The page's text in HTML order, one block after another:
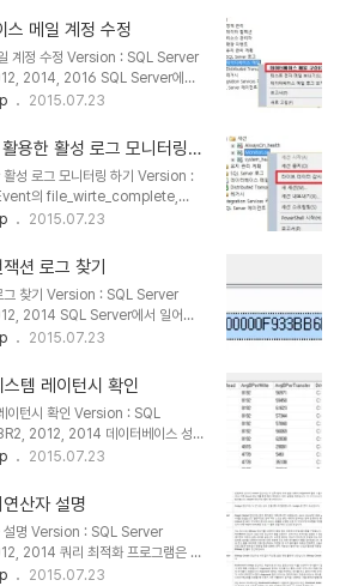
간단한 테스트를 통해서 임시테이
본다. 아래 스크립트는 임시 테이블
creation CREATE TABLE
NULL IDENTITY (1,1)
,DOJ DATETIME NOT
메일 계정 수정
계정 수정 Version : SQL Server
2014, 2016 SQL Server에서
을 사용하면 SQL Server에서 발생
받기 :
SQL Server 데이터베이스
, 이메일 주소 등을 이용하여 메일
데이터베이스 메일의 계정 및 기타
. 데이터베이스 메일 정보 수정은
2015.07.23
용한 활성 로그 모니터링
성 로그 모니터링 하기 Version :
의 file_wirte_complete,
여 트랜잭션이 커밋될 때 트랜잭
TABLE TestTable ( c1 INT
DEFAULT 'a'); GO INSERT
GO XEvent를 설정한
IF EXISTS ( SELECT *
2015.07.23
션 로그 찾기
그 찾기 Version : SQL Server
2014 SQL Server에서 일어나
된다. 이전에도 트랜잭션로그를 이
SQL Server 트랜잭션 로그 읽기 :
트랜잭션 로그 및 LSN을 이
sqlmvp.kr/140206499367
사용자 찾기 :
변경된 테이블 이름 복구하
2015.07.23
템 레이턴시 확인
이턴시 확인 Version : SQL
2012, 2014 데이터베이스 성능
다. 보통 데이터베이스 시스템의 부
면 I/O 서브시스템은 이전의 SQL 서
. 예를 들면 인덱스가 테이블 스캔을
, 코드 변경, 암시적 변환, 쿼리 계획
리 작업, 액세스 패턴, 페이지 분할,
테이블 사용, 버퍼풀 부족으로 인한
2015.07.23
산자 설명
설명 Version : SQL Server
쿼리 최적화 프로그램은 쿼
트리로 만든다. 쿼리 최적화 프로그
2015.07.23